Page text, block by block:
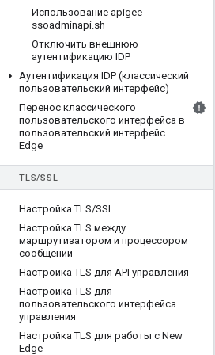
Использование apigee-
ssoadminapi.sh
Отключить внешнюю
аутентификацию IDP
Аутентификация IDP (классический
пользовательский интерфейс)
Перенос классического
пользовательского интерфейса в
пользовательский интерфейс
Edge
TLS/SSL
Настройка TLS/SSL
Настройка TLS между
маршрутизатором и процессором
сообщений
Настройка TLS для API управления
Настройка TLS для
пользовательского интерфейса
управления
Настройка TLS для работы с New
Edge